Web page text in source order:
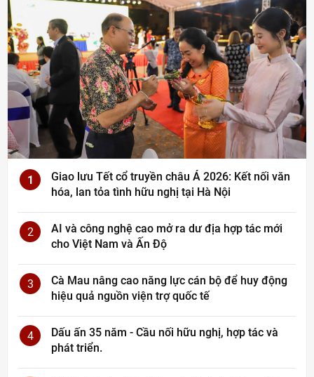
1
Giao lưu Tết cổ truyền châu Á 2026: Kết nối văn
hóa, lan tỏa tình hữu nghị tại Hà Nội
2
AI và công nghệ cao mở ra dư địa hợp tác mới
cho Việt Nam và Ấn Độ
3
Cà Mau nâng cao năng lực cán bộ để huy động
hiệu quả nguồn viện trợ quốc tế
4
Dấu ấn 35 năm - Cầu nối hữu nghị, hợp tác và
phát triển.